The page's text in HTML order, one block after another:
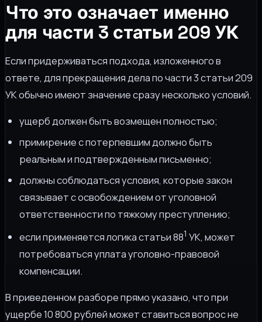
Что это означает именно
для части 3 статьи 209 УК
Если придерживаться подхода, изложенного в
ответе, для прекращения дела по части 3 статьи 209
УК обычно имеют значение сразу несколько условий.
ущерб должен быть возмещен полностью;
примирение с потерпевшим должно быть
реальным и подтвержденным письменно;
должны соблюдаться условия, которые закон
связывает с освобождением от уголовной
ответственности по тяжкому преступлению;
если применяется логика статьи 881 УК, может
потребоваться уплата уголовно-правовой
компенсации.
В приведенном разборе прямо указано, что при
ущербе 10 800 рублей может ставиться вопрос не